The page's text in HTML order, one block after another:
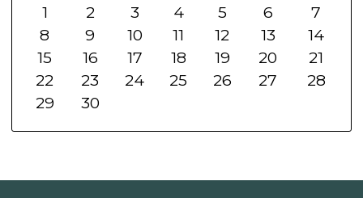
1
2 3 4 5 6
7
8
9 10 11 12 13
14
15
16 17 18 19 20
21
22
23 24 25 26 27
28
29
30